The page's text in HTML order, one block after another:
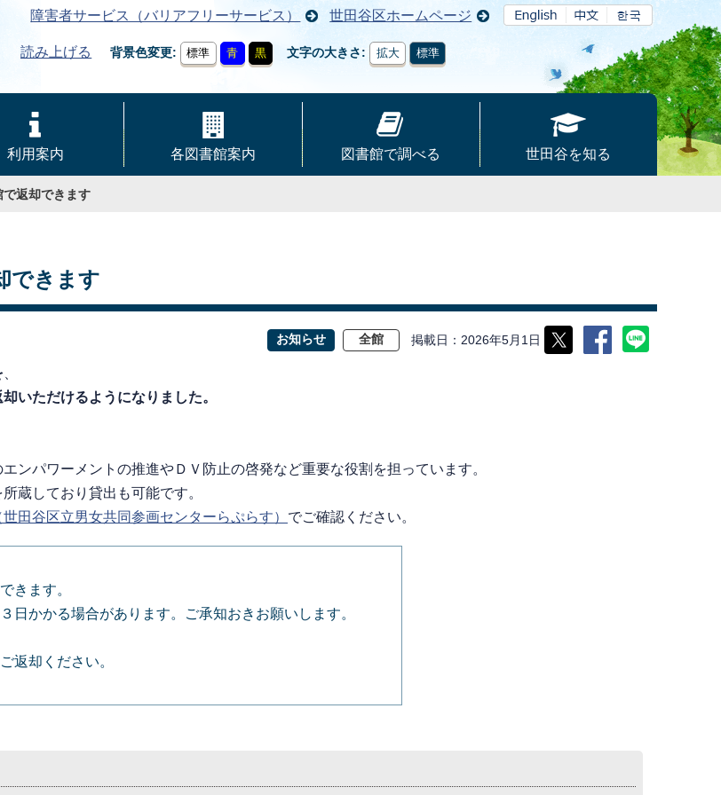
障害者サービス（バリアフリーサービス） 世田谷区ホームページ
読み上げる 背景色変更 標準 青 黒 文字の大きさ 拡大 標準
利用案内 各図書館案内 図書館で調べる 世田谷を知る
返却できます
できます
お知らせ 全館 掲載日 2026年5月1日
いただけるようになりました。
ンパワーメントの推進やＤＶ防止の啓発など重要な役割を担っています。
蔵しており貸出も可能です。
世田谷区立男女共同参画センターらぷらす） でご確認ください。
きます。
日かかる場合があります。ご承知おきお願いします。
返却ください。